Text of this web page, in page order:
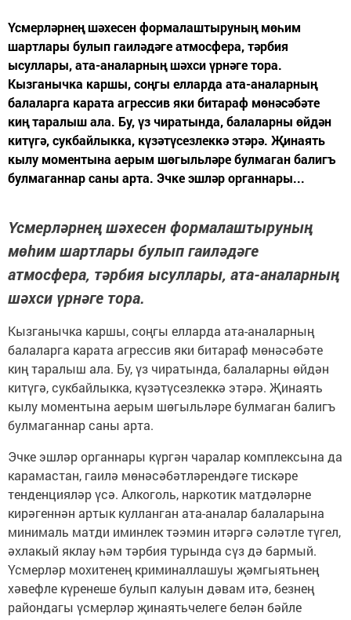
Үсмерләрнең шәхесен формалаштыруның мөһим
шартлары булып гаиләдәге атмосфера, тәрбия
ысуллары, ата-аналарның шәхси үрнәге тора.
Кызганычка каршы, соңгы елларда ата-аналарның
балаларга карата агрессив яки битараф мөнәсәбәте
киң таралыш ала. Бу, үз чиратында, балаларны өйдән
китүгә, сукбайлыкка, күзәтүсезлеккә этәрә. Җинаять
кылу моментына аерым шөгыльләре булмаган балигъ
булмаганнар саны арта. Эчке эшләр органнары...
Үсмерләрнең шәхесен формалаштыруның
мөһим шартлары булып гаиләдәге
атмосфера, тәрбия ысуллары, ата-аналарның
шәхси үрнәге тора.
Кызганычка каршы, соңгы елларда ата-аналарның
балаларга карата агрессив яки битараф мөнәсәбәте
киң таралыш ала. Бу, үз чиратында, балаларны өйдән
китүгә, сукбайлыкка, күзәтүсезлеккә этәрә. Җинаять
кылу моментына аерым шөгыльләре булмаган балигъ
булмаганнар саны арта.
Эчке эшләр органнары күргән чаралар комплексына да
карамастан, гаилә мөнәсәбәтләрендәге тискәре
тенденцияләр үсә. Алкоголь, наркотик матдәләрне
кирәгеннән артык кулланган ата-аналар балаларына
минималь матди иминлек тәэмин итәргә сәләтле түгел,
әхлакый яклау һәм тәрбия турында сүз дә бармый.
Үсмерләр мохитенең криминаллашуы җәмгыятьнең
хәвефле күренеше булып калуын дәвам итә, безнең
райондагы үсмерләр җинаятьчелеге белән бәйле